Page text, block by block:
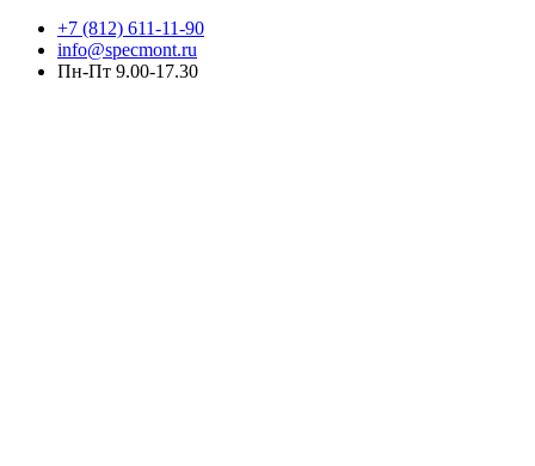
+7 (812) 611-11-90
info@specmont.ru
Пн-Пт 9.00-17.30